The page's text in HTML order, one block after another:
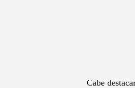
Cabe